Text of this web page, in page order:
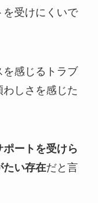
を受けにくいで
感じるトラブ
しさを感じた
ポートを受けら
たい存在だと言